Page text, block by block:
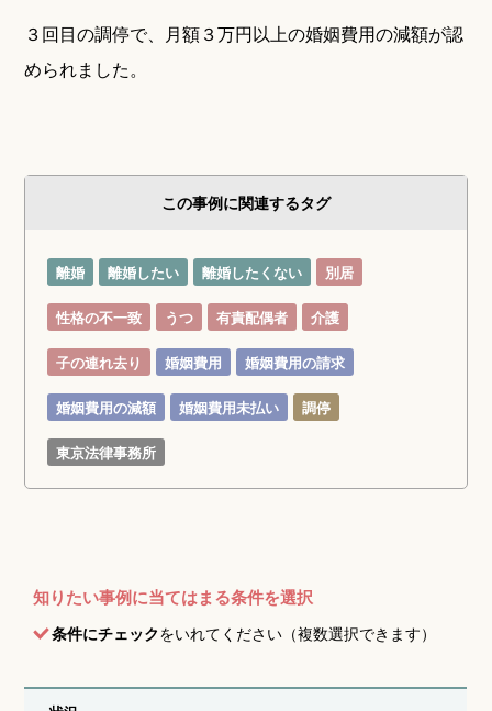
３回目の調停で、月額３万円以上の婚姻費用の減額が認
められました。
この事例に関連するタグ
離婚 離婚したい 離婚したくない 別居
性格の不一致 うつ 有責配偶者 介護
子の連れ去り 婚姻費用 婚姻費用の請求
婚姻費用の減額 婚姻費用未払い 調停
東京法律事務所
知りたい事例に当てはまる条件を選択
条件にチェックをいれてください（複数選択できます）